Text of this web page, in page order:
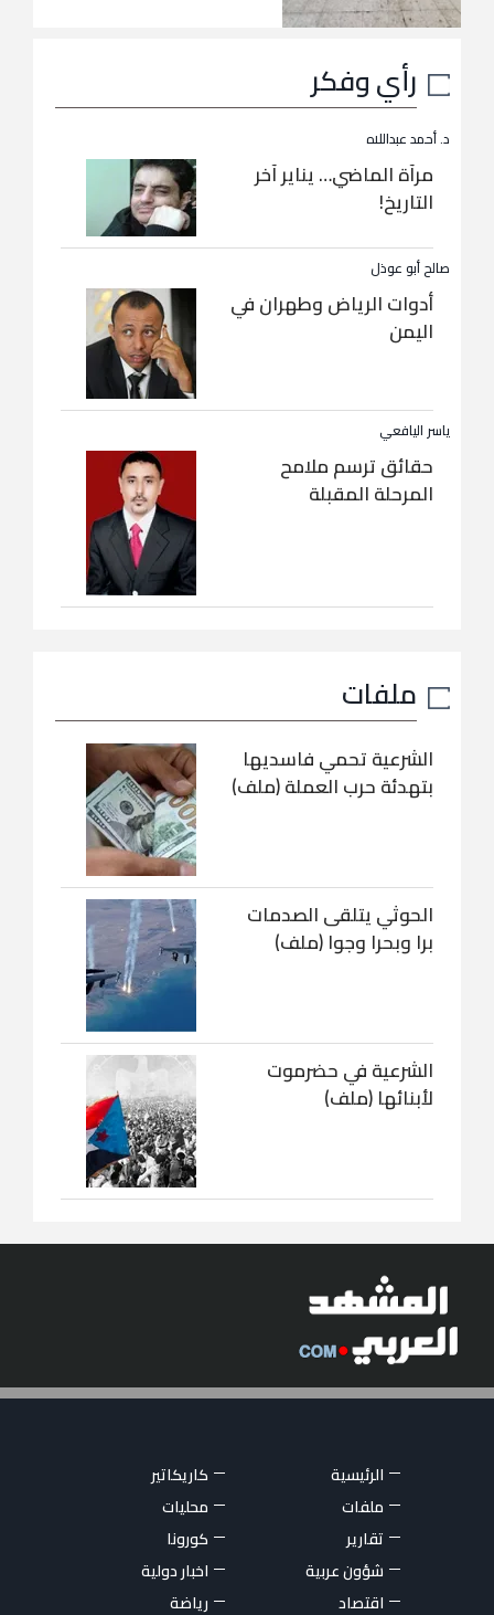
رأي وفكر
د. أحمد عبداللاه
مرآة الماضي… يناير آخر
التاريخ!
صالح أبو عوذل
أدوات الرياض وطهران في
اليمن
ياسر اليافعي
حقائق ترسم ملامح
المرحلة المقبلة
ملفات
الشرعية تحمي فاسديها
بتهدئة حرب العملة (ملف)
الحوثي يتلقى الصدمات
برا وبحرا وجوا (ملف)
الشرعية في حضرموت
لأبنائها (ملف)
الرئيسية
كاريكاتير
ملفات
محليات
تقارير
كورونا
شؤون عربية
اخبار دولية
اقتصاد
رياضة